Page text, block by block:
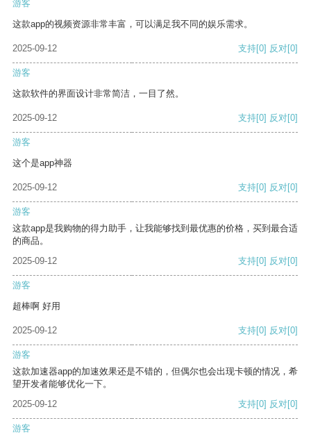
游客
这款app的视频资源非常丰富，可以满足我不同的娱乐需求。
2025-09-12 支持[0] 反对[0]
游客
这款软件的界面设计非常简洁，一目了然。
2025-09-12 支持[0] 反对[0]
游客
这个是app神器
2025-09-12 支持[0] 反对[0]
游客
这款app是我购物的得力助手，让我能够找到最优惠的价格，买到最合适
的商品。
2025-09-12
支持[0] 反对[0]
游客
超棒啊 好用
2025-09-12 支持[0] 反对[0]
游客
这款加速器app的加速效果还是不错的，但偶尔也会出现卡顿的情况，希
望开发者能够优化一下。
2025-09-12
支持[0] 反对[0]
游客